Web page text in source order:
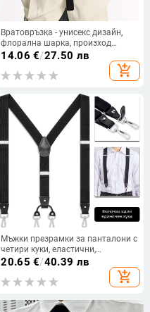
Вратовръзка - унисекс дизайн,
флорална шарка, произход
Шантвеи
14.06 €/27.50 лв
add_shopping_cart
Мъжки презрамки за панталони с
четири куки, еластични,
кръстосан дизайн, регулируема
дължина, полиестер и еластан
20.65 €/40.39 лв
add_shopping_cart